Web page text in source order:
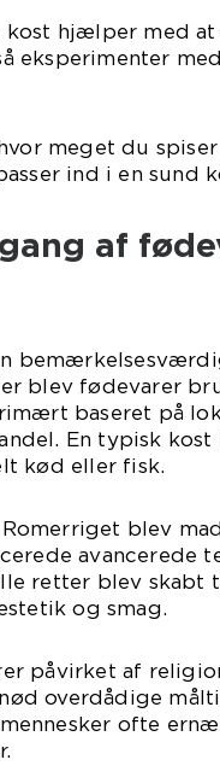
kost hjælper med
eksperimenter
meget du
ind i en sund
af
blev fødevarer
baseret på
En typisk
kød eller fisk.
blev
avancerede
retter blev skabt
og smag.
påvirket af
overdådige
ofte